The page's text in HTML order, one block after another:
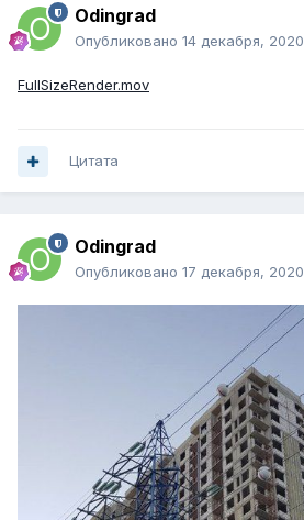
Odingrad
Опубликовано 14 декабря, 2020
FullSizeRender.mov
Цитата
Odingrad
Опубликовано 17 декабря, 2020